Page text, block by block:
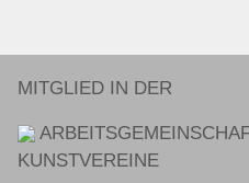
MITGLIED IN DER
KUNSTVEREINE